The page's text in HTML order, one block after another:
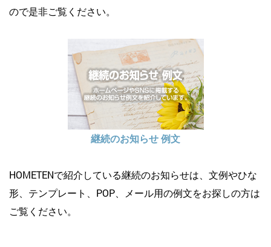
ので是非ご覧ください。
継続のお知らせ 例文
HOMETENで紹介している継続のお知らせは、文例やひな
形、テンプレート、POP、メール用の例文をお探しの方は
ご覧ください。